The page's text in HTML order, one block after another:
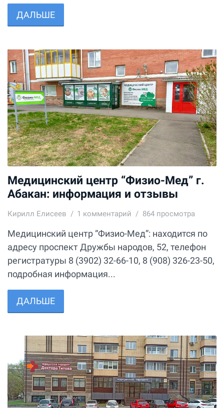
ДАЛЬШЕ
Медицинский центр “Физио-Мед” г.
Абакан: информация и отзывы
Кирилл Елисеев 1 комментарий 864 просмотра
Медицинский центр “Физио-Мед”: находится по
адресу проспект Дружбы народов, 52​, телефон
регистратуры 8 (3902) 32-66-10, 8 (908) 326-23-50,
подробная информация...
ДАЛЬШЕ